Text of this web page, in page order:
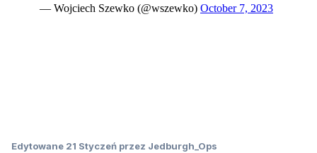
Edytowane 21 Styczeń przez Jedburgh_Ops